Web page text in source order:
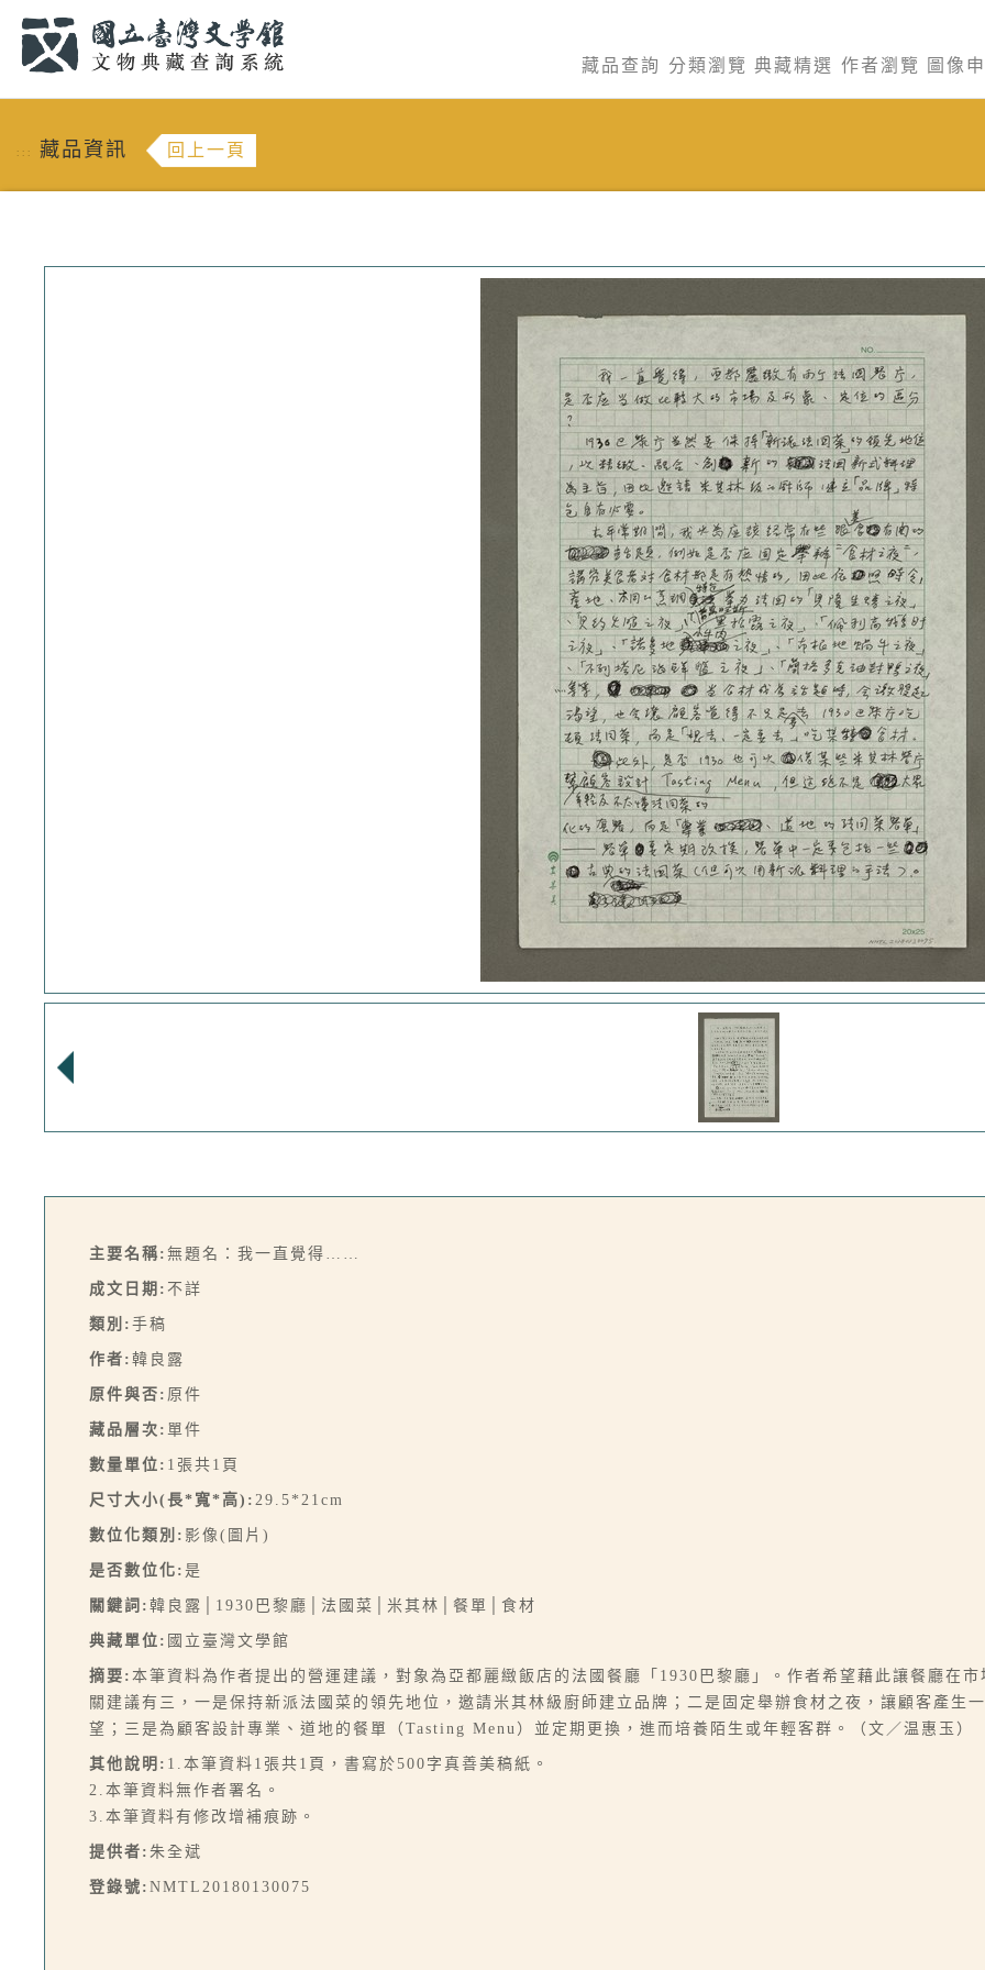
藏品查詢 分類瀏覽 典藏精選 作者瀏覽 圖像
::: 藏品資訊 回上一頁
主要名稱: 無題名：我一直覺得……
成文日期: 不詳
類別: 手稿
作者: 韓良露
原件與否: 原件
藏品層次: 單件
數量單位: 1張共1頁
尺寸大小(長*寬*高): 29.5*21cm
數位化類別: 影像(圖片)
是否數位化: 是
關鍵詞: 韓良露│1930巴黎廳│法國菜│米其林│餐單│食材
典藏單位: 國立臺灣文學館
摘要: 本筆資料為作者提出的營運建議，對象為亞都麗緻飯店的法國餐廳「1930巴黎廳」。作者希望藉此讓餐廳在
關建議有三，一是保持新派法國菜的領先地位，邀請米其林級廚師建立品牌；二是固定舉辦食材之夜，讓顧客產生
望；三是為顧客設計專業、道地的餐單（Tasting Menu）並定期更換，進而培養陌生或年輕客群。（文／温惠玉）
其他說明: 1.本筆資料1張共1頁，書寫於500字真善美稿紙。
2.本筆資料無作者署名。
3.本筆資料有修改增補痕跡。
提供者: 朱全斌
登錄號: NMTL20180130075